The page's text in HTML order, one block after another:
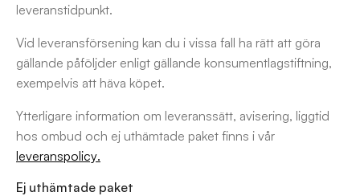
leveranstidpunkt.
Vid leveransförsening kan du i vissa fall ha rätt att göra
gällande påföljder enligt gällande konsumentlagstiftning,
exempelvis att häva köpet.
Ytterligare information om leveranssätt, avisering, liggtid
hos ombud och ej uthämtade paket finns i vår
leveranspolicy.
Ej uthämtade paket